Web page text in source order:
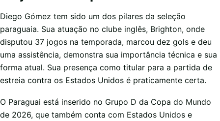
Diego Gómez tem sido um dos pilares da seleção
paraguaia. Sua atuação no clube inglês, Brighton, onde
disputou 37 jogos na temporada, marcou dez gols e deu
uma assistência, demonstra sua importância técnica e sua
forma atual. Sua presença como titular para a partida de
estreia contra os Estados Unidos é praticamente certa.
O Paraguai está inserido no Grupo D da Copa do Mundo
de 2026, que também conta com Estados Unidos e